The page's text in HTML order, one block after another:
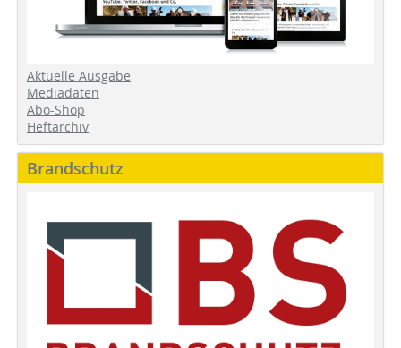
Aktuelle Ausgabe
Mediadaten
Abo-Shop
Heftarchiv
Brandschutz